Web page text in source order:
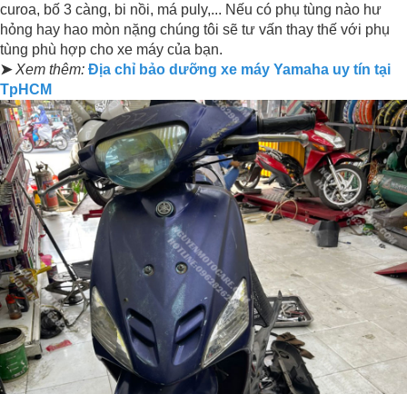
curoa, bố 3 càng, bi nồi, má puly,... Nếu có phụ tùng nào hư
hỏng hay hao mòn nặng chúng tôi sẽ tư vấn thay thế với phụ
tùng phù hợp cho xe máy của bạn.
➤Xem thêm: Địa chỉ bảo dưỡng xe máy Yamaha uy tín tại
TpHCM